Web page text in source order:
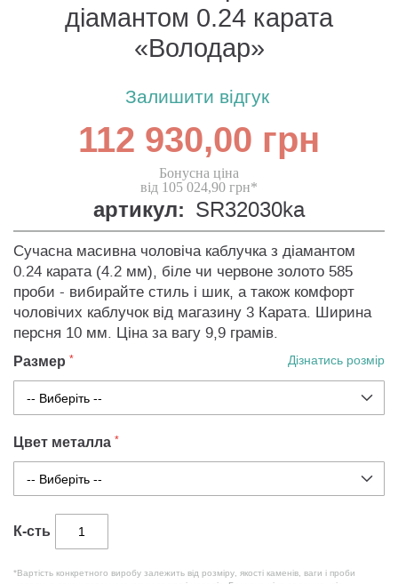
діамантом 0.24 карата
«Володар»
Залишити відгук
112 930,00 грн
Бонусна ціна
від 105 024,90 грн*
артикул: SR32030ka
Сучасна масивна чоловіча каблучка з діамантом
0.24 карата (4.2 мм), біле чи червоне золото 585
проби - вибирайте стиль і шик, а також комфорт
чоловічих каблучок від магазину 3 Карата. Ширина
персня 10 мм. Ціна за вагу 9,9 грамів.
Размер Дізнатись розмір
Цвет металла
К-сть
*Вартість конкретного виробу залежить від розміру, якості каменів, ваги і проби